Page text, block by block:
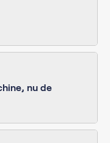
nu de